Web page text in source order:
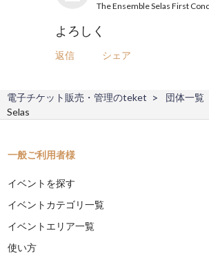
よろしく
返信 シェア
電子チケット販売・管理のteket 団体一覧
Selas
一般ご利用者様
イベントを探す
イベントカテゴリ一覧
イベントエリア一覧
使い方